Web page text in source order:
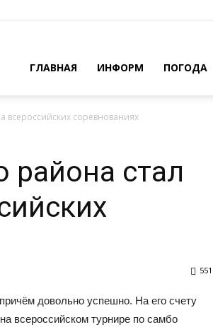
ГЛАВНАЯ ИНФОРМ ПОГОДА
всероссийских соревнованиях
района стал
551
довольно успешно. На его счету
всероссийском турнире по самбо